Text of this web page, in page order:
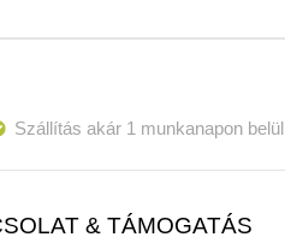
Szállítás akár 1 munkanapon belül
& TÁMOGATÁS